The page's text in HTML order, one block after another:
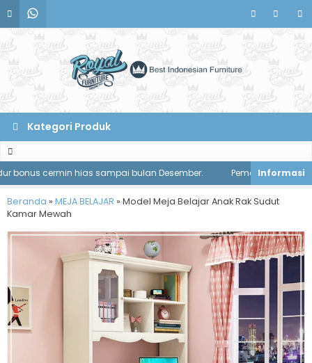
Kategori Produk
cermin hias sampai bulan Desember. Pemesanan meja
Beranda » MEJA BELAJAR » Model Meja Belajar Anak Rak Sudut
Kamar Mewah